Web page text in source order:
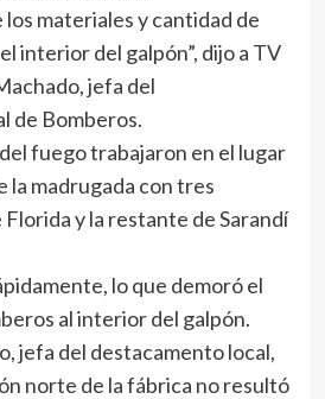
materiales y cantidad de
interior del galpón”, dijo a TV
jefa del
de Bomberos.
fuego trabajaron en el lugar
la madrugada con tres
y la restante de Sarandí
lo que demoró el
al interior del galpón.
jefa del destacamento local,
norte de la fábrica no resultó